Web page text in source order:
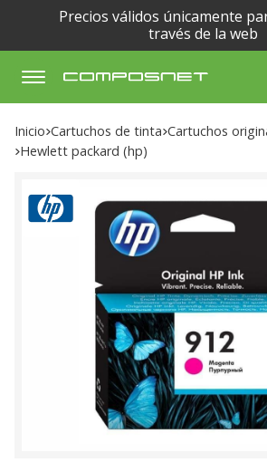
Precios válidos únicamente
través de la web
Inicio cartuchos de tinta
cartuchos
hewlett packard (hp)